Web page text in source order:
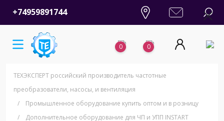
+74959891744
0 0
ТЕХЭКСПЕРТ российский производитель частотные
преобразователи, насосы, и вентиляция
/
Промышленное оборудование купить оптом и в розницу
/
Дополнительное оборудование для ЧП и УПП INSTART